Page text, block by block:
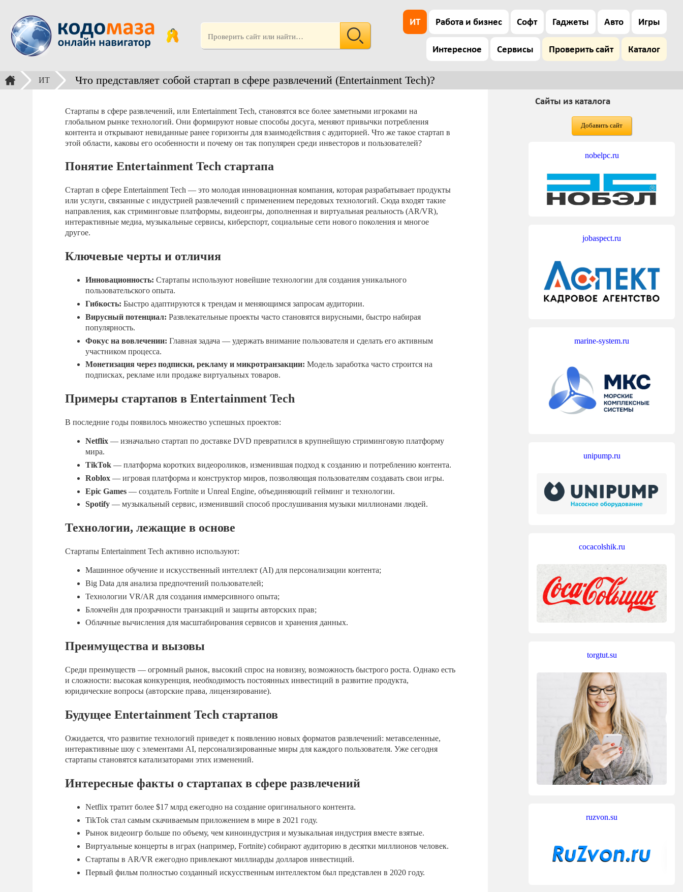
ИТ Работа и бизнес Софт Гаджеты Авто Игры
Интересное Сервисы Проверить сайт Каталог
ИТ Что представляет собой стартап в сфере развлечений (Entertainment Tech)?
Стартапы в сфере развлечений, или Entertainment Tech, становятся все более заметными игроками на
глобальном рынке технологий. Они формируют новые способы досуга, меняют привычки потребления
контента и открывают невиданные ранее горизонты для взаимодействия с аудиторией. Что же такое стартап в
этой области, каковы его особенности и почему он так популярен среди инвесторов и пользователей?
Понятие Entertainment Tech стартапа
Стартап в сфере Entertainment Tech — это молодая инновационная компания, которая разрабатывает продукты
или услуги, связанные с индустрией развлечений с применением передовых технологий. Сюда входят такие
направления, как стриминговые платформы, видеоигры, дополненная и виртуальная реальность (AR/VR),
интерактивные медиа, музыкальные сервисы, киберспорт, социальные сети нового поколения и многое
другое.
Ключевые черты и отличия
Инновационность: Стартапы используют новейшие технологии для создания уникального
пользовательского опыта.
Гибкость: Быстро адаптируются к трендам и меняющимся запросам аудитории.
Вирусный потенциал: Развлекательные проекты часто становятся вирусными, быстро набирая
популярность.
Фокус на вовлечении: Главная задача — удержать внимание пользователя и сделать его активным
участником процесса.
Монетизация через подписки, рекламу и микротранзакции: Модель заработка часто строится на
подписках, рекламе или продаже виртуальных товаров.
Примеры стартапов в Entertainment Tech
В последние годы появилось множество успешных проектов:
Netflix — изначально стартап по доставке DVD превратился в крупнейшую стриминговую платформу
мира.
TikTok — платформа коротких видеороликов, изменившая подход к созданию и потреблению контента.
Roblox — игровая платформа и конструктор миров, позволяющая пользователям создавать свои игры.
Epic Games — создатель Fortnite и Unreal Engine, объединяющий гейминг и технологии.
Spotify — музыкальный сервис, изменивший способ прослушивания музыки миллионами людей.
Технологии, лежащие в основе
Стартапы Entertainment Tech активно используют:
Машинное обучение и искусственный интеллект (AI) для персонализации контента;
Big Data для анализа предпочтений пользователей;
Технологии VR/AR для создания иммерсивного опыта;
Блокчейн для прозрачности транзакций и защиты авторских прав;
Облачные вычисления для масштабирования сервисов и хранения данных.
Преимущества и вызовы
Среди преимуществ — огромный рынок, высокий спрос на новизну, возможность быстрого роста. Однако есть
и сложности: высокая конкуренция, необходимость постоянных инвестиций в развитие продукта,
юридические вопросы (авторские права, лицензирование).
Будущее Entertainment Tech стартапов
Ожидается, что развитие технологий приведет к появлению новых форматов развлечений: метавселенные,
интерактивные шоу с элементами AI, персонализированные миры для каждого пользователя. Уже сегодня
стартапы становятся катализаторами этих изменений.
Интересные факты о стартапах в сфере развлечений
Netflix тратит более $17 млрд ежегодно на создание оригинального контента.
TikTok стал самым скачиваемым приложением в мире в 2021 году.
Рынок видеоигр больше по объему, чем киноиндустрия и музыкальная индустрия вместе взятые.
Виртуальные концерты в играх (например, Fortnite) собирают аудиторию в десятки миллионов человек.
Стартапы в AR/VR ежегодно привлекают миллиарды долларов инвестиций.
Первый фильм полностью созданный искусственным интеллектом был представлен в 2020 году.
Сайты из каталога
Добавить сайт
nobelpc.ru
jobaspect.ru
marine-system.ru
unipump.ru
cocacolshik.ru
torgtut.su
ruzvon.su